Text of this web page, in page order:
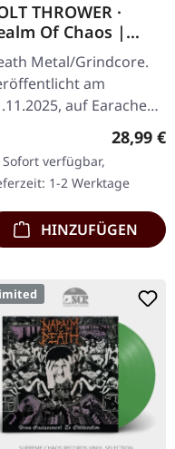
THROWER ·
Of Chaos |
LP
Metal/Grindcore.
am
auf Earache
Weißes Vinyl LP.
Head exklusive
Als Bolt Thrower
28,99 €
Sofort verfügbar,
1-2 Werktage
HINZUFÜGEN